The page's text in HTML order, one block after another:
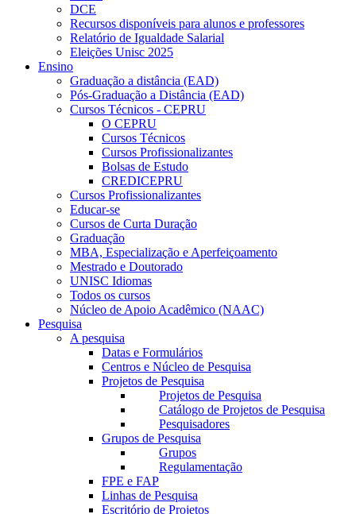
DCE
Recursos disponíveis para alunos e professores
Relatório de Igualdade Salarial
Eleições Unisc 2025
Ensino
Graduação a distância (EAD)
Pós-Graduação a Distância (EAD)
Cursos Técnicos - CEPRU
O CEPRU
Cursos Técnicos
Cursos Profissionalizantes
Bolsas de Estudo
CREDICEPRU
Cursos Profissionalizantes
Educar-se
Cursos de Curta Duração
Graduação
MBA, Especialização e Aperfeiçoamento
Mestrado e Doutorado
UNISC Idiomas
Todos os cursos
Núcleo de Apoio Acadêmico (NAAC)
Pesquisa
A pesquisa
Datas e Formulários
Centros e Núcleo de Pesquisa
Projetos de Pesquisa
Projetos de Pesquisa
Catálogo de Projetos de Pesquisa
Pesquisadores
Grupos de Pesquisa
Grupos
Regulamentação
FPE e FAP
Linhas de Pesquisa
Escritório de Projetos